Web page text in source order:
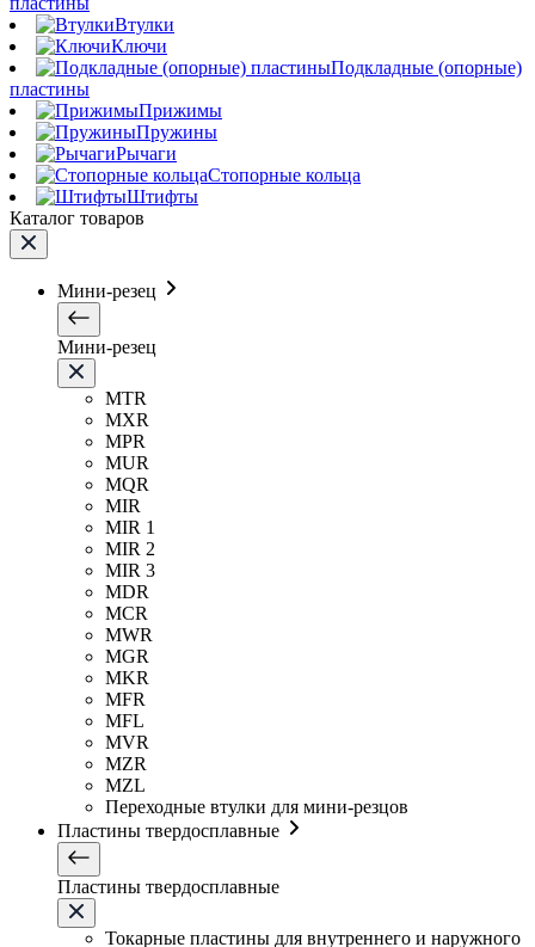
Втулки
Ключи
Подкладные (опорные)
пластины
Прижимы
Пружины
Рычаги
Стопорные кольца
Штифты
Каталог товаров
Мини-резец
Мини-резец
MTR
MXR
MPR
MUR
MQR
MIR
MIR 1
MIR 2
MIR 3
MDR
MCR
MWR
MGR
MKR
MFR
MFL
MVR
MZR
MZL
Переходные втулки для мини-резцов
Пластины твердосплавные
Пластины твердосплавные
Токарные пластины для внутреннего и наружного